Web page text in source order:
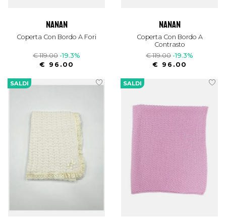
nanan
Coperta Con Bordo A Fori
€ 119.00 -19.3%
€ 96.00
nanan
Coperta Con Bordo A
Contrasto
€ 119.00 -19.3%
€ 96.00
SALDI SALDI